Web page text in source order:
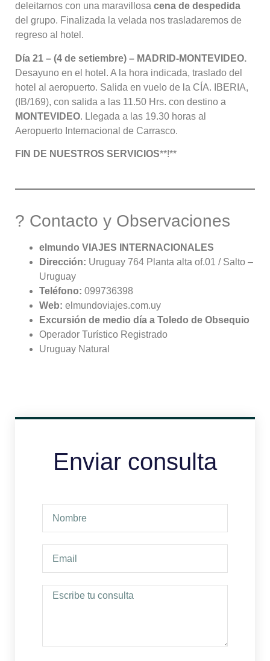
deleitarnos con una maravillosa cena de despedida
del grupo. Finalizada la velada nos trasladaremos de
regreso al hotel .
Día 21 – (4 de setiembre) – MADRID-MONTEVIDEO.
Desayuno en el hotel . A la hora indicada, traslado del
hotel al aeropuerto. Salida en vuelo de la CÍA. IBERIA,
(IB/169), con salida a las 11.50 Hrs. con destino a
MONTEVIDEO. Llegada a las 19.30 horas al
Aeropuerto Internacional de Carrasco.
FIN DE NUESTROS SERVICIOS**!**
? Contacto y Observaciones
elmundo VIAJES INTERNACIONALES
Dirección: Uruguay 764 Planta alta of.01 / Salto –
Uruguay
Teléfono: 099736398
Web: elmundoviajes.com.uy
Excursión de medio día a Toledo de Obsequio
Operador Turístico Registrado
Uruguay Natural
Enviar consulta